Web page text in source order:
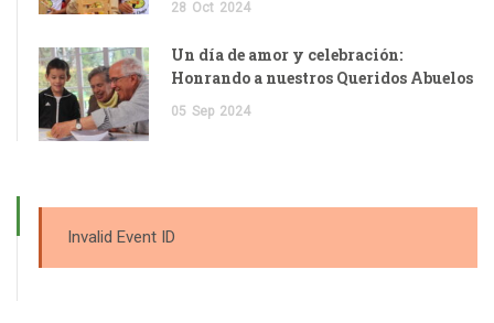
28 Oct 2024
Un día de amor y celebración:
Honrando a nuestros Queridos Abuelos
05 Sep 2024
Invalid Event ID